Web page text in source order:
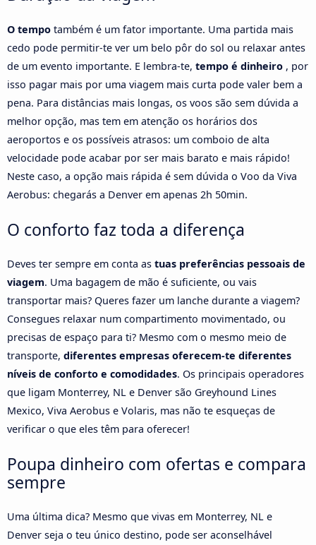
O tempo também é um fator importante. Uma partida mais
cedo pode permitir-te ver um belo pôr do sol ou relaxar antes
de um evento importante. E lembra-te, tempo é dinheiro , por
isso pagar mais por uma viagem mais curta pode valer bem a
pena. Para distâncias mais longas, os voos são sem dúvida a
melhor opção, mas tem em atenção os horários dos
aeroportos e os possíveis atrasos: um comboio de alta
velocidade pode acabar por ser mais barato e mais rápido!
Neste caso, a opção mais rápida é sem dúvida o Voo da Viva
Aerobus: chegarás a Denver em apenas 2h 50min.
O conforto faz toda a diferença
Deves ter sempre em conta as tuas preferências pessoais de
viagem. Uma bagagem de mão é suficiente, ou vais
transportar mais? Queres fazer um lanche durante a viagem?
Consegues relaxar num compartimento movimentado, ou
precisas de espaço para ti? Mesmo com o mesmo meio de
transporte, diferentes empresas oferecem-te diferentes
níveis de conforto e comodidades. Os principais operadores
que ligam Monterrey, NL e Denver são Greyhound Lines
Mexico, Viva Aerobus e Volaris, mas não te esqueças de
verificar o que eles têm para oferecer!
Poupa dinheiro com ofertas e compara
sempre
Uma última dica? Mesmo que vivas em Monterrey, NL e
Denver seja o teu único destino, pode ser aconselhável